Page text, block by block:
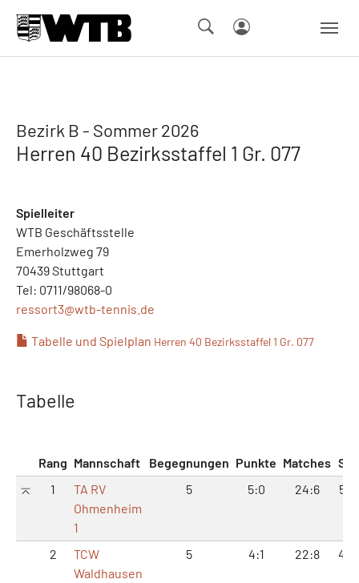
Bezirk B - Sommer 2026
Herren 40 Bezirksstaffel 1 Gr. 077
Spielleiter
WTB Geschäftsstelle
Emerholzweg 79
70439 Stuttgart
Tel: 0711/98068-0
ressort3@wtb-tennis.de
Tabelle und Spielplan Herren 40 Bezirksstaffel 1 Gr. 077
Tabelle
Rang Mannschaft Begegnungen Punkte Matches
1
TA RV
Ohmenheim
1
5 5:0 24:6
2
TCW
Waldhausen
5 4:1 22:8